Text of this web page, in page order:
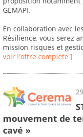
GEMAPI.
En collaboration avec
Résilience, vous serez
mission risques et
voir l'offre complète ]
mouvement de
cavé »